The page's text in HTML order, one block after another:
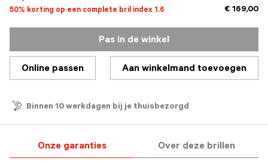
50% korting op een complete bril index 1.6 € 169,00
Pas in de winkel
Online passen Aan winkelmand toevoegen
Binnen 10 werkdagen bij je thuisbezorgd
Onze garanties Over deze brillen